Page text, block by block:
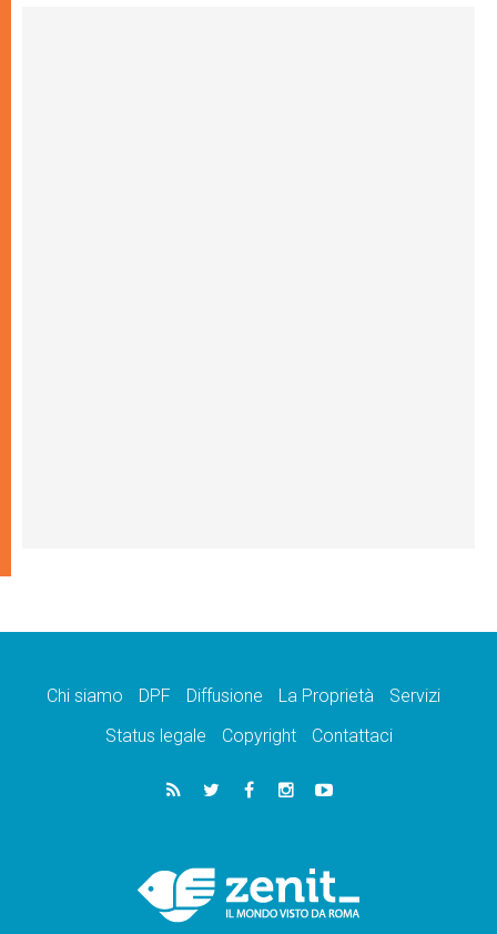
Chi siamo DPF Diffusione La Proprietà
Servizi
Status legale
Copyright Contattaci